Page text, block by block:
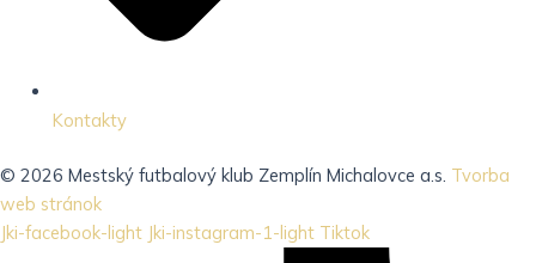
Kontakty
© 2026 Mestský futbalový klub Zemplín Michalovce a.s. Tvorba
web stránok
Jki-facebook-light Jki-instagram-1-light Tiktok